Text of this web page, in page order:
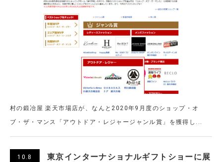
村の鍛冶屋 楽天市場店が、なんと2020年9月度のショップ・オ
ブ・ザ・マンス「アウトドア・レジャージャンル賞」を獲得し...
10.8
東京インターナショナルギフトショーに展